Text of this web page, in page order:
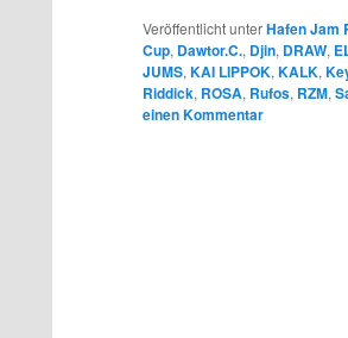
Veröffentlicht unterHafen Jam
Cup, Dawtor.C., Djin, DRAW,
JUMS, KAI LIPPOK, KALK,
Riddick, ROSA, Rufos, RZM,
einen Kommentar